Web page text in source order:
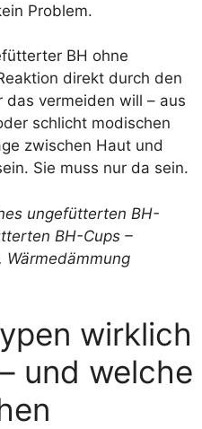
Problem.
BH ohne
direkt durch den
vermeiden will – aus
schlicht modischen
zwischen Haut und
Sie muss nur da sein.
wirklich
und welche